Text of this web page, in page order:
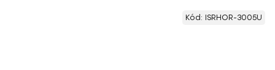
Kód: ISRHOR-3005U